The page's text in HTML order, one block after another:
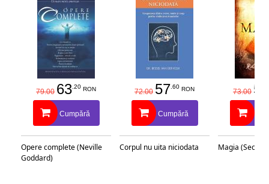
79.00 63.20 RON
Cumpără
Opere complete (Neville
Goddard)
72.00 57.60 RON
Cumpără
Corpul nu uita niciodata
73.00 58
Magia